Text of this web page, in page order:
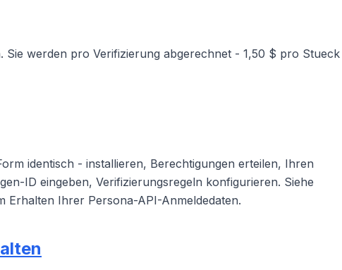
Sie werden pro Verifizierung abgerechnet - 1,50 $ pro Stueck
identisch - installieren, Berechtigungen erteilen, Ihren
ID eingeben, Verifizierungsregeln konfigurieren. Siehe
Erhalten Ihrer Persona-API-Anmeldedaten.